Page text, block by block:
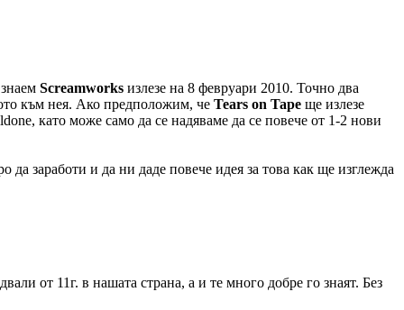
Screamworks излезе на 8 февруари 2010. Точно два
към нея. Ако предположим, че Tears on Tape ще излезе
като може само да се надяваме да се повече от 1-2 нови
заработи и да ни даде повече идея за това как ще изглежда
от 11г. в нашата страна, а и те много добре го знаят. Без